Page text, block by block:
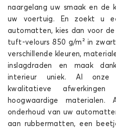
Automatten voor
naargelang uw smaak en de
uw voertuig. En zoekt u
automatten, kies dan voor
tuft-velours 850 g/m² in
verschillende kleuren,
inslagdraden en maak
interieur uniek. Al onze
kwalitatieve
hoogwaardige
onderhoud van uw
aan rubbermatten, een